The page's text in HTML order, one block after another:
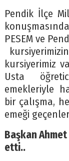
Pendik İlçe
PESEM ve
kursiyerimiz
Usta
emekleriyle
bir çalışma,
emeği
Başkan
etti..